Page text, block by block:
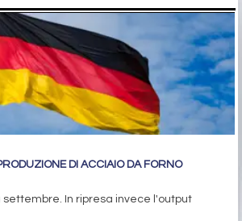
DI ACCIAIO DA FORNO
In ripresa invece l'output